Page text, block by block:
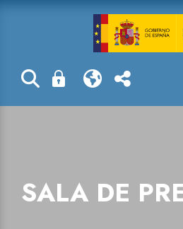
Nota
SALA DE